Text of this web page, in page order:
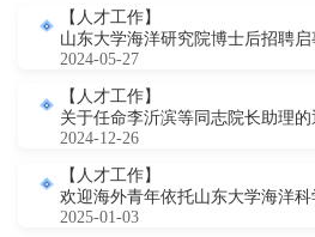
【人才工作】
山东大学海洋研究院博士后招聘
2024-05-27
【人才工作】
关于任命李沂滨等同志院长助理
2024-12-26
【人才工作】
2025-01-03